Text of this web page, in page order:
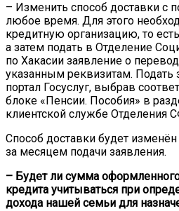
– Изменить способ доставки с
любое время. Для этого
кредитную организацию, то
а затем подать в Отделение
по Хакасии заявление о
указанным реквизитам. Подать
портал Госуслуг, выбрав
блоке «Пенсии. Пособия» в
клиентской службе
Способ доставки будет
за месяцем подачи заявления.
– Будет ли сумма
кредита учитываться при
дохода нашей семьи для